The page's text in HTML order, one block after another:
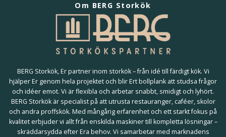
Om BERG Storkök
BERG Storkök, Er partner inom storkök – från idé till färdigt kök. Vi
hjälper Er genom hela projektet och blir Ert bollplank att studsa frågor
och idéer emot. Vi är flexibla och arbetar snabbt, smidigt och lyhört.
BERG Storkök är specialist på att utrusta restauranger, caféer, skolor
och andra proffskök. Med mångårig erfarenhet och ett starkt fokus på
kvalitet erbjuder vi allt från enskilda maskiner till kompletta lösningar –
skräddarsydda efter Era behov. Vi samarbetar med marknadens